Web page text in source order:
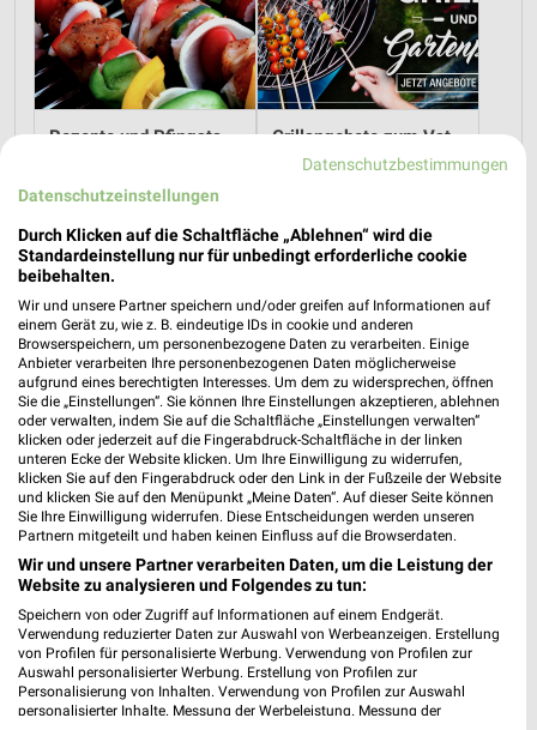
Rezepte und Pfingstangebote bei REWE! Grillangebote zum Vatertag bei REWE!
12.05.2026
Im weekli Magazin erwarten dich neben Infos zu REWE
auch clevere Spartipps für den Familienalltag, Ideen zur
Haushaltsplanung und einfache Wege, dein Budget
nachhaltig zu entlasten.
weekli - Prospekte & Angebote App
Alle REWE Angebote immer griffbereit – mit der kostenlosen
weekli App für iOS & Android.
✔Standortgenaue Angebote
✔Folge deinem Lieblingshändler
✔Push-Benachrichtigungen bei neuen Prospekten
✔ Einkaufsliste - Einkauf stressfrei planen
JETZT LADEN UND SPAREN!
Datenschutzbestimmungen
Datenschutzeinstellungen
Durch Klicken auf die Schaltfläche „Ablehnen“ wird die
Standardeinstellung nur für unbedingt erforderliche cookie
beibehalten.
Wir und unsere Partner speichern und/oder greifen auf Informationen auf
einem Gerät zu, wie z. B. eindeutige IDs in cookie und anderen
Browserspeichern, um personenbezogene Daten zu verarbeiten. Einige
Anbieter verarbeiten Ihre personenbezogenen Daten möglicherweise
aufgrund eines berechtigten Interesses. Um dem zu widersprechen, öffnen
Sie die „Einstellungen“. Sie können Ihre Einstellungen akzeptieren, ablehnen
oder verwalten, indem Sie auf die Schaltfläche „Einstellungen verwalten“
klicken oder jederzeit auf die Fingerabdruck-Schaltfläche in der linken
unteren Ecke der Website klicken. Um Ihre Einwilligung zu widerrufen,
klicken Sie auf den Fingerabdruck oder den Link in der Fußzeile der Website
und klicken Sie auf den Menüpunkt „Meine Daten“. Auf dieser Seite können
Sie Ihre Einwilligung widerrufen. Diese Entscheidungen werden unseren
Partnern mitgeteilt und haben keinen Einfluss auf die Browserdaten.
Wir und unsere Partner verarbeiten Daten, um die Leistung der
Website zu analysieren und Folgendes zu tun:
Speichern von oder Zugriff auf Informationen auf einem Endgerät.
Verwendung reduzierter Daten zur Auswahl von Werbeanzeigen. Erstellung
von Profilen für personalisierte Werbung. Verwendung von Profilen zur
Auswahl personalisierter Werbung. Erstellung von Profilen zur
Personalisierung von Inhalten. Verwendung von Profilen zur Auswahl
personalisierter Inhalte. Messung der Werbeleistung. Messung der